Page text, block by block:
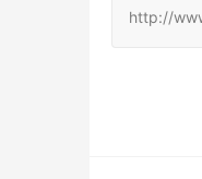
http://